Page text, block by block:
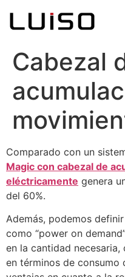
Cabezal
Comparado con un
Magic con cabezal de
eléctricamente genera
del 60%.
Además, podemos
como “power on
en la cantidad
en términos de consumo